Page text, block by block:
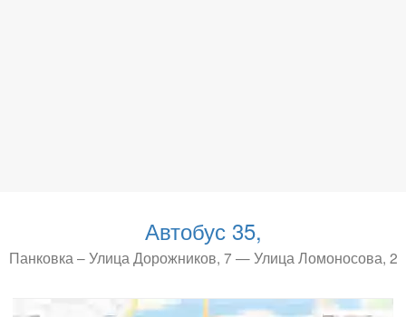
Автобус 35,
Панковка – Улица Дорожников, 7 — Улица Ломоносова, 2